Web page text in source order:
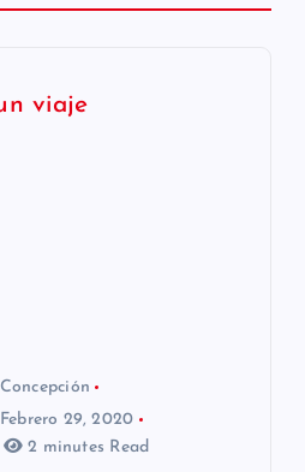
Concepción
Febrero 29, 2020
2 minutes Read